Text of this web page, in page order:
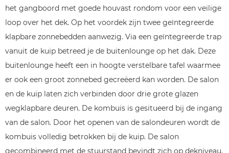
het gangboord met goede houvast rondom voor een veilige
loop over het dek. Op het voordek zijn twee geïntegreerde
klapbare zonnebedden aanwezig. Via een geïntegreerde trap
vanuit de kuip betreed je de buitenlounge op het dak. Deze
buitenlounge heeft een in hoogte verstelbare tafel waarmee
er ook een groot zonnebed gecreëerd kan worden. De salon
en de kuip laten zich verbinden door drie grote glazen
wegklapbare deuren. De kombuis is gesitueerd bij de ingang
van de salon. Door het openen van de salondeuren wordt de
kombuis volledig betrokken bij de kuip. De salon
gecombineerd met de stuurstand bevindt zich op dekniveau.